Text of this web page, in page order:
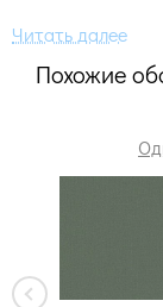
Похожие